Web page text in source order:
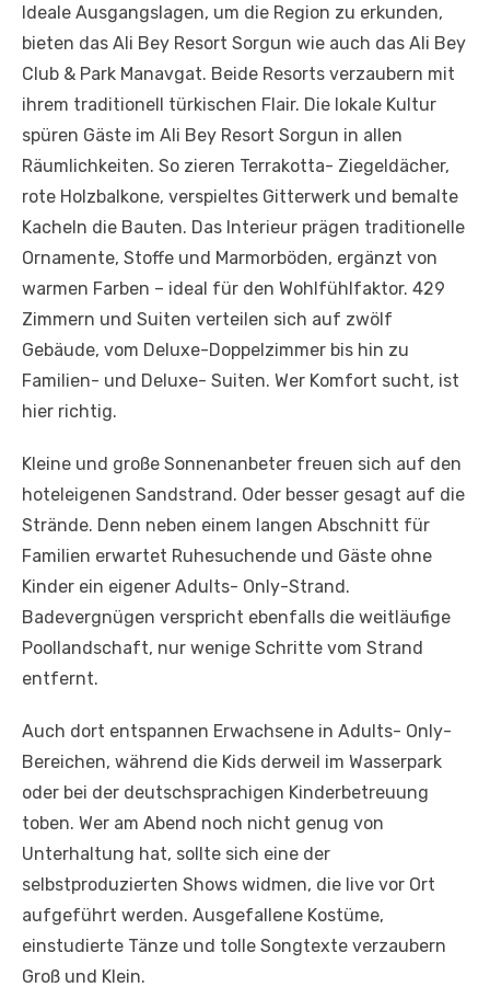
Ideale Ausgangslagen, um die Region zu erkunden,
bieten das Ali Bey Resort Sorgun wie auch das Ali Bey
Club & Park Manavgat. Beide Resorts verzaubern mit
ihrem traditionell türkischen Flair. Die lokale Kultur
spüren Gäste im Ali Bey Resort Sorgun in allen
Räumlichkeiten. So zieren Terrakotta- Ziegeldächer,
rote Holzbalkone, verspieltes Gitterwerk und bemalte
Kacheln die Bauten. Das Interieur prägen traditionelle
Ornamente, Stoffe und Marmorböden, ergänzt von
warmen Farben – ideal für den Wohlfühlfaktor. 429
Zimmern und Suiten verteilen sich auf zwölf
Gebäude, vom Deluxe-Doppelzimmer bis hin zu
Familien- und Deluxe- Suiten. Wer Komfort sucht, ist
hier richtig.
Kleine und große Sonnenanbeter freuen sich auf den
hoteleigenen Sandstrand. Oder besser gesagt auf die
Strände. Denn neben einem langen Abschnitt für
Familien erwartet Ruhesuchende und Gäste ohne
Kinder ein eigener Adults- Only-Strand.
Badevergnügen verspricht ebenfalls die weitläufige
Poollandschaft, nur wenige Schritte vom Strand
entfernt.
Auch dort entspannen Erwachsene in Adults- Only-
Bereichen, während die Kids derweil im Wasserpark
oder bei der deutschsprachigen Kinderbetreuung
toben. Wer am Abend noch nicht genug von
Unterhaltung hat, sollte sich eine der
selbstproduzierten Shows widmen, die live vor Ort
aufgeführt werden. Ausgefallene Kostüme,
einstudierte Tänze und tolle Songtexte verzaubern
Groß und Klein.